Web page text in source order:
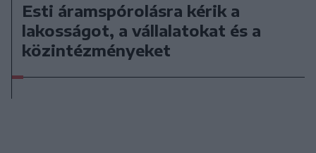
Esti áramspórolásra kérik a
lakosságot, a vállalatokat és a
közintézményeket